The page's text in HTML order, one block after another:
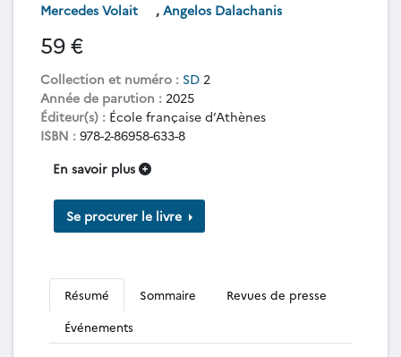
Mercedes Volait , Angelos Dalachanis
59 €
Collection et numéro : SD 2
Année de parution : 2025
Éditeur(s) : École française d’Athènes
ISBN : 978-2-86958-633-8
En savoir plus
Se procurer le livre
Résumé Sommaire
Revues de presse
Événements